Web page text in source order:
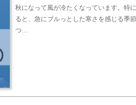
秋になって風が冷たくなっています。特
ると、急にブルっとした寒さを感じる季
つ…